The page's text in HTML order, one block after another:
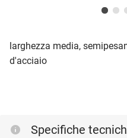
larghezza media,
d'acciaio
Specifiche